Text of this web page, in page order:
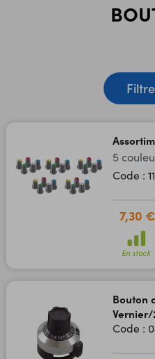
5
Code :
7,30 €
En stock
Bouton
Vernier/
Code :